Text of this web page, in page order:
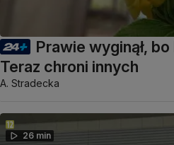
Prawie wyginął,
Teraz chroni innych
A. Stradecka
26 min